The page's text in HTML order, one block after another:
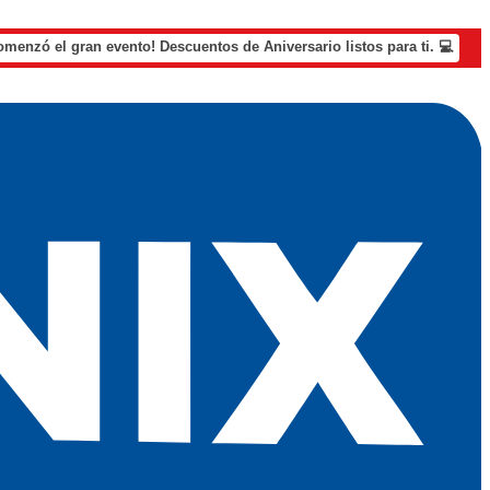
el gran evento! Descuentos de Aniversario listos para ti. 💻